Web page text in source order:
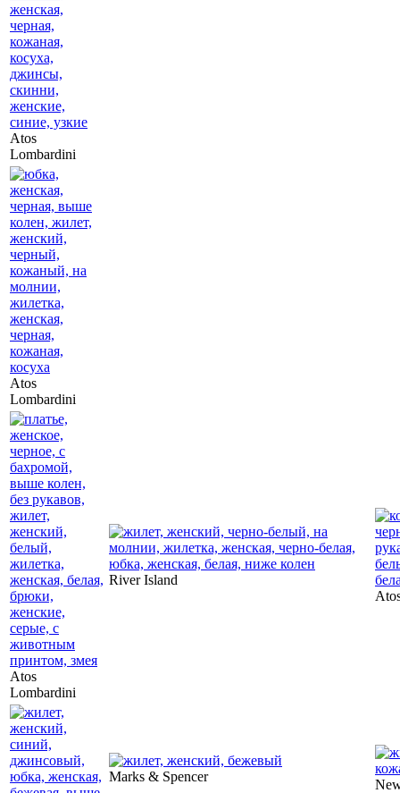
Atos
Lombardini
Atos
Lombardini
Atos
Lombardini
River Island
Marks & Spencer